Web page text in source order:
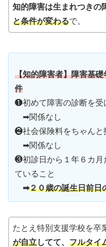
知的障害は生まれつきの
と条件が変わるで。
【知的障害者】障害基礎
件
❶初めて障害の診断を受
➡関係なし
❷社会保険料をちゃんと
➡関係なし
❸初診日から１年６カ月
ていること
➡２０歳の誕生日前日
たとえ特別支援学校を卒
が自立してて、 フルタイ